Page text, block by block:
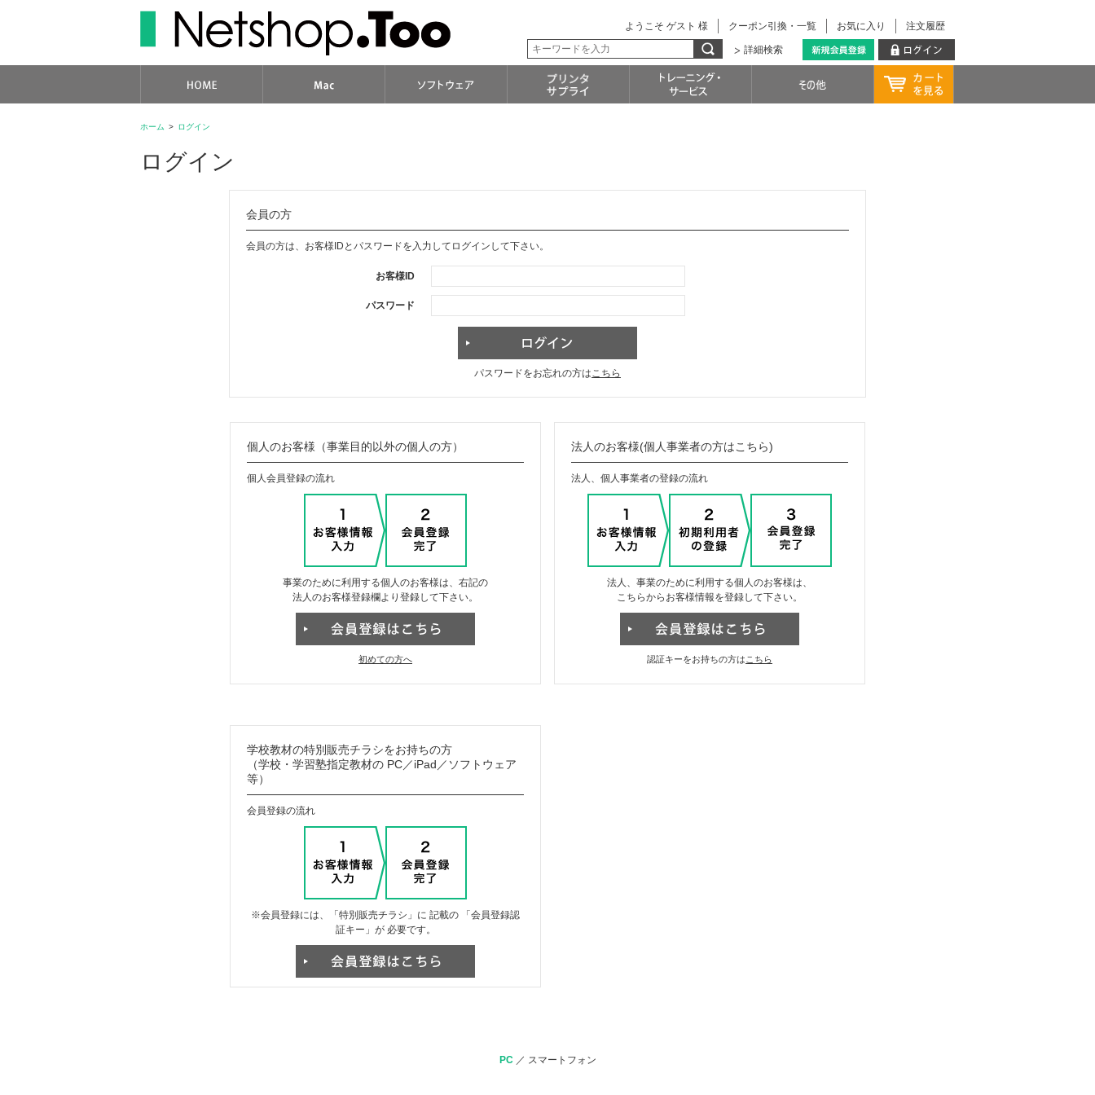
注文履歴
お気に入り
クーポン引換・一覧
ようこそ ゲスト 様
詳細検索
ホーム > ログイン
ログイン
会員の方
会員の方は、お客様IDとパスワードを入力してログインして下さい。
お客様ID
パスワード
パスワードをお忘れの方はこちら
個人のお客様（事業目的以外の個人の方）
個人会員登録の流れ
事業のために利用する個人のお客様は、右記の
法人のお客様登録欄より登録して下さい。
初めての方へ
法人のお客様(個人事業者の方はこちら)
法人、個人事業者の登録の流れ
法人、事業のために利用する個人のお客様は、
こちらからお客様情報を登録して下さい。
認証キーをお持ちの方は こちら
学校教材の特別販売チラシをお持ちの方
（学校・学習塾指定教材の PC／iPad／ソフトウェア
等）
会員登録の流れ
※会員登録には、「特別販売チラシ」に 記載の 「会員登録認
証キー」が 必要です。
PC／ スマートフォン